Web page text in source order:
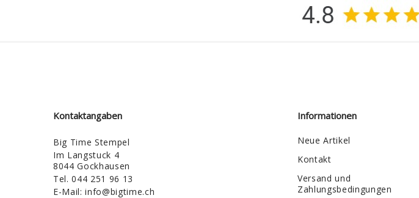
Kontaktangaben
Big Time Stempel
Im Langstuck 4
8044 Gockhausen
Tel.044 251 96 13
E-Mail:info@bigtime.ch
Informationen
Neue Artikel
Kontakt
Versand und
Zahlungsbedingungen